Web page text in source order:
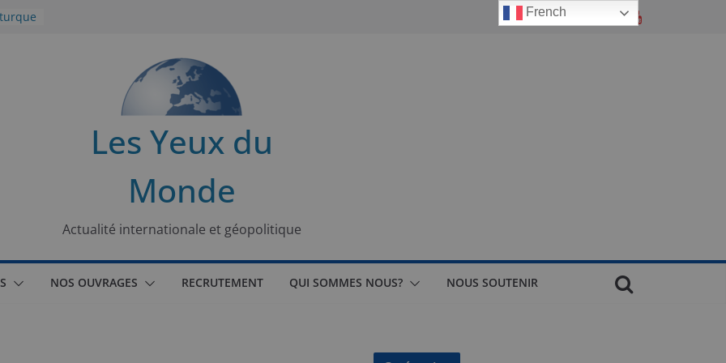
Les Yeux du
Monde
Actualité internationale et géopolitique
NOS OUVRAGES RECRUTEMENT QUI SOMMES NOUS? NOUS SOUTENIR
French